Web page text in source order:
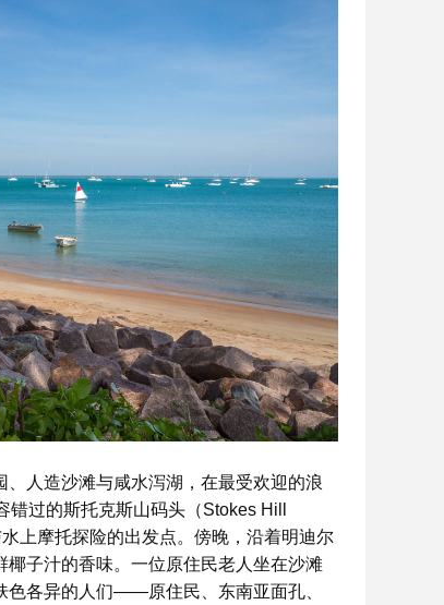
人造沙滩与咸水泻湖，在最受欢迎的浪
过的斯托克斯山码头（Stokes Hill
上摩托探险的出发点。傍晚，沿着明迪尔
子汁的香味。一位原住民老人坐在沙滩
色各异的人们——原住民、东南亚面孔、